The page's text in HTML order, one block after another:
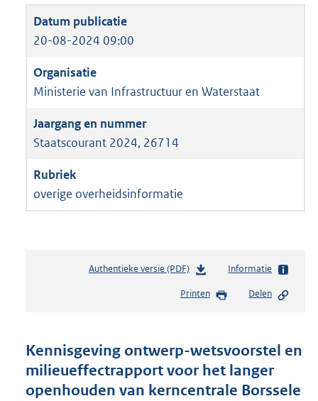
20-08-2024 09:00
Ministerie van Infrastructuur en Waterstaat
Staatscourant 2024, 26714
overige overheidsinformatie
Authentieke versie (PDF)b
s
d
s
g
Informatie
Printen Delen
Kennisgeving ontwerp-wetsvoorstel en
milieueffectrapport voor het langer
openhouden van kerncentrale Borssele